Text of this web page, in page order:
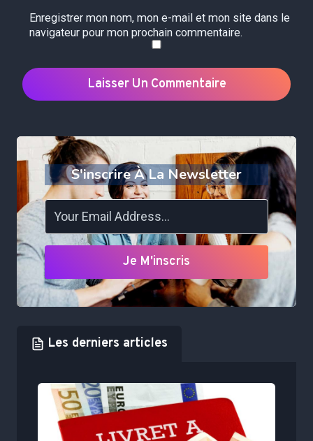
Enregistrer mon nom, mon e-mail et mon site dans le
navigateur pour mon prochain commentaire.
S'inscrire À La Newsletter
Je M'inscris
Les derniers articles